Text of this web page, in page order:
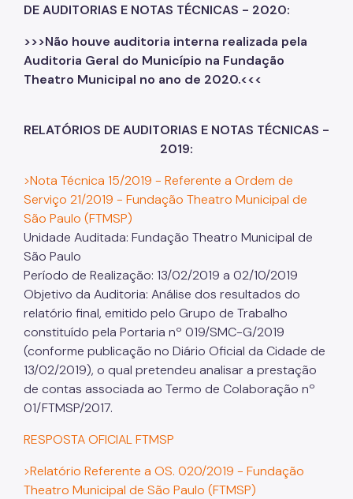
DE AUDITORIAS E NOTAS TÉCNICAS - 2020:
>>>Não houve auditoria interna realizada pela
Auditoria Geral do Município na Fundação
Theatro Municipal no ano de 2020.<<<
RELATÓRIOS DE AUDITORIAS E NOTAS TÉCNICAS -
2019:
>Nota Técnica 15/2019 - Referente a Ordem de
Serviço 21/2019 - Fundação Theatro Municipal de
São Paulo (FTMSP)
Unidade Auditada: Fundação Theatro Municipal de
São Paulo
Período de Realização: 13/02/2019 a 02/10/2019
Objetivo da Auditoria: Análise dos resultados do
relatório final, emitido pelo Grupo de Trabalho
constituído pela Portaria nº 019/SMC-G/2019
(conforme publicação no Diário Oficial da Cidade de
13/02/2019), o qual pretendeu analisar a prestação
de contas associada ao Termo de Colaboração nº
01/FTMSP/2017.
RESPOSTA OFICIAL FTMSP
>Relatório Referente a OS. 020/2019 - Fundação
Theatro Municipal de São Paulo (FTMSP)